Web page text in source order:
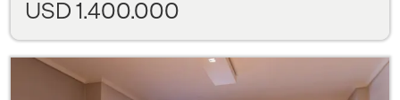
USD 1.400.000